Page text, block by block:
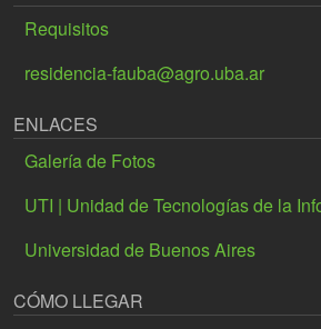
Requisitos
residencia-fauba@agro.uba.ar
ENLACES
Galería de Fotos
UTI | Unidad de Tecnologías de la
Universidad de Buenos Aires
CÓMO LLEGAR